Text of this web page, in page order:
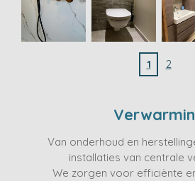
1 2
Van onderhoud en
installaties van centrale
We zorgen voor efficiënte